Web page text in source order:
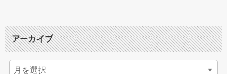
アーカイブ